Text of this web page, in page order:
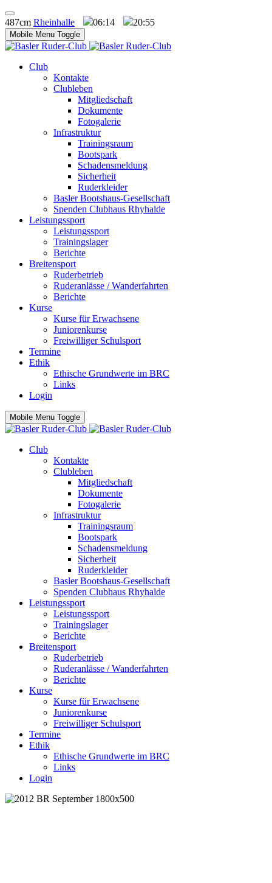
487cm Rheinhalle 06:14 20:55
Mobile Menu Toggle
Club
Kontakte
Clubleben
Mitgliedschaft
Dokumente
Fotogalerie
Infrastruktur
Trainingsraum
Bootspark
Schadensmeldung
Sicherheit
Ruderkleider
Basler Bootshaus-Gesellschaft
Spenden Clubhaus Rhyhalde
Leistungssport
Leistungssport
Trainingslager
Berichte
Breitensport
Ruderbetrieb
Ruderanlässe / Wanderfahrten
Berichte
Kurse
Kurse für Erwachsene
Juniorenkurse
Freiwilliger Schulsport
Termine
Ethik
Ethische Grundwerte im BRC
Links
Login
Mobile Menu Toggle
Club
Kontakte
Clubleben
Mitgliedschaft
Dokumente
Fotogalerie
Infrastruktur
Trainingsraum
Bootspark
Schadensmeldung
Sicherheit
Ruderkleider
Basler Bootshaus-Gesellschaft
Spenden Clubhaus Rhyhalde
Leistungssport
Leistungssport
Trainingslager
Berichte
Breitensport
Ruderbetrieb
Ruderanlässe / Wanderfahrten
Berichte
Kurse
Kurse für Erwachsene
Juniorenkurse
Freiwilliger Schulsport
Termine
Ethik
Ethische Grundwerte im BRC
Links
Login